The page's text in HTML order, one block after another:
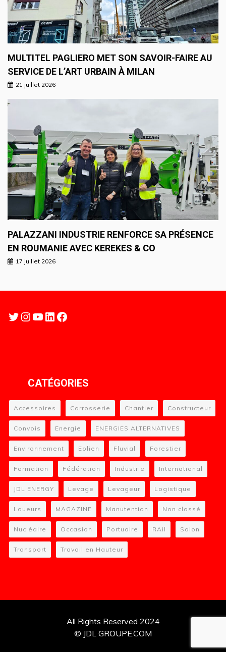
MULTITEL PAGLIERO MET SON SAVOIR-FAIRE AU
SERVICE DE L’ART URBAIN À MILAN
21 juillet 2026
PALAZZANI INDUSTRIE RENFORCE SA PRÉSENCE
EN ROUMANIE AVEC KEREKES & CO
17 juillet 2026
Twitter
Instagram
YouTube
LinkedIn
Facebook
CATÉGORIES
Accessoires Carrosserie Chantier Constructeur
Convois Energie ENERGIES ALTERNATIVES
Environnement Eolien Fluvial Forestier
Formation Fédération Industrie International
JDL ENERGY Levage Levageur Logistique
Loueurs MAGAZINE Manutention Non classé
Nucléaire Occasion Portuaire RAil Salon
Transport Travail en Hauteur
All Rights Reserved 2024
© JDL GROUPE.COM